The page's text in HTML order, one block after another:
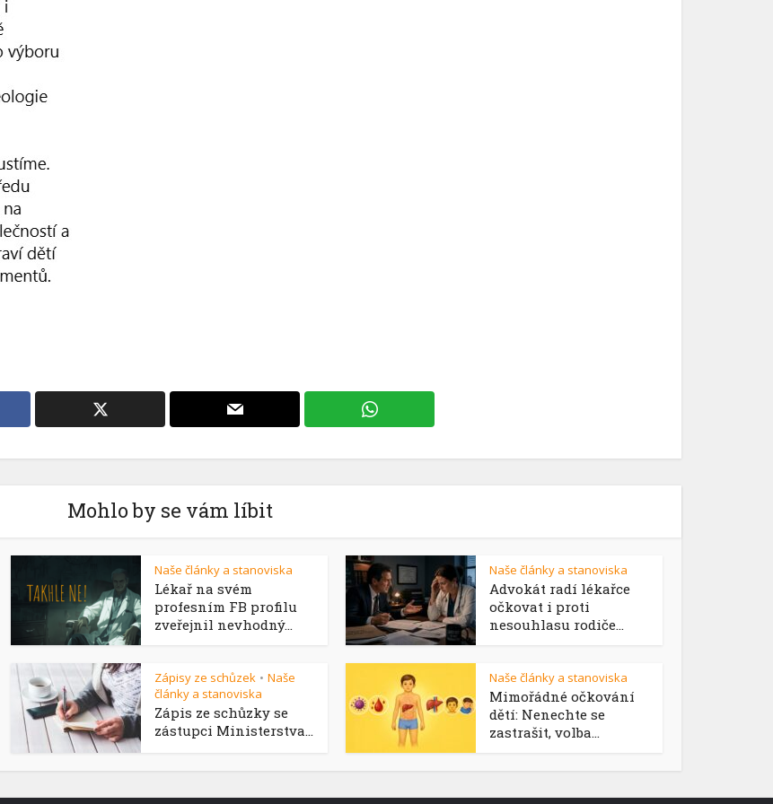
Mohlo by se vám líbit
Naše články a stanoviska
Lékař na svém
profesním FB profilu
zveřejnil nevhodný...
Naše články a stanoviska
Advokát radí lékařce
očkovat i proti
nesouhlasu rodiče...
Zápisy ze schůzek • Naše
články a stanoviska
Zápis ze schůzky se
zástupci Ministerstva...
Naše články a stanoviska
Mimořádné očkování
dětí: Nenechte se
zastrašit, volba...